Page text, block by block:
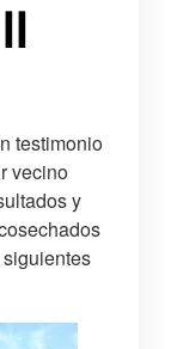
testimonio
vecino
y